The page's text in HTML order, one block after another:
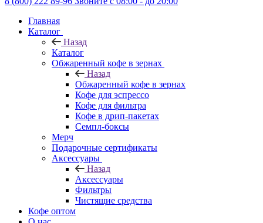
Главная
Каталог
Назад
Каталог
Обжаренный кофе в зернах
Назад
Обжаренный кофе в зернах
Кофе для эспрессо
Кофе для фильтра
Кофе в дрип-пакетах
Семпл-боксы
Мерч
Подарочные сертификаты
Аксессуары
Назад
Аксессуары
Фильтры
Чистящие средства
Кофе оптом